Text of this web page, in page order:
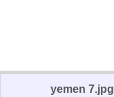
yemen 7.jpg